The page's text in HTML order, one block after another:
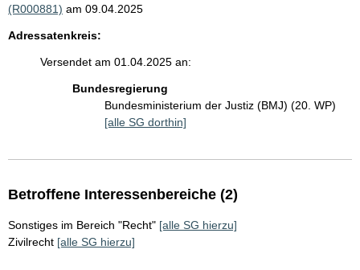
(R000881) am 09.04.2025
Adressatenkreis:
Versendet am 01.04.2025 an:
Bundesregierung
Bundesministerium der Justiz (BMJ) (20. WP)
[alle SG dorthin]
Betroffene Interessenbereiche (2)
Sonstiges im Bereich "Recht" [alle SG hierzu]
Zivilrecht [alle SG hierzu]